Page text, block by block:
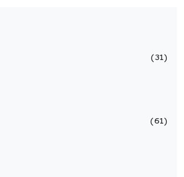
31
61